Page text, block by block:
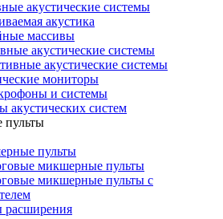
акустические системы
акустика
массивы
акустические системы
акустические системы
мониторы
и системы
акустических систем
пульты
микшерные пульты
микшерные пульты с
расширения